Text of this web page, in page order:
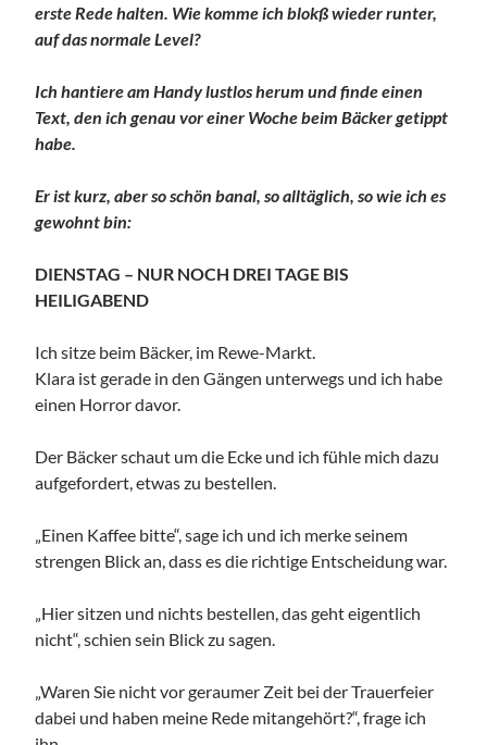
erste Rede halten. Wie komme ich blokß wieder runter,
auf das normale Level?
Ich hantiere am Handy lustlos herum und finde einen
Text, den ich genau vor einer Woche beim Bäcker getippt
habe.
Er ist kurz, aber so schön banal, so alltäglich, so wie ich es
gewohnt bin:
DIENSTAG – NUR NOCH DREI TAGE BIS
HEILIGABEND
Ich sitze beim Bäcker, im Rewe-Markt.
Klara ist gerade in den Gängen unterwegs und ich habe
einen Horror davor.
Der Bäcker schaut um die Ecke und ich fühle mich dazu
aufgefordert, etwas zu bestellen.
„Einen Kaffee bitte“, sage ich und ich merke seinem
strengen Blick an, dass es die richtige Entscheidung war.
„Hier sitzen und nichts bestellen, das geht eigentlich
nicht“, schien sein Blick zu sagen.
„Waren Sie nicht vor geraumer Zeit bei der Trauerfeier
dabei und haben meine Rede mitangehört?“, frage ich